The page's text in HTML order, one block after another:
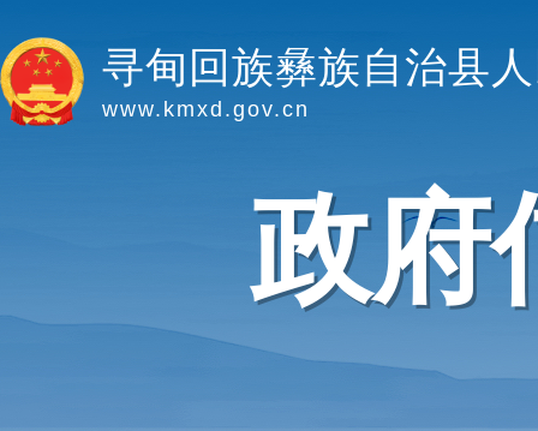
寻甸回族彝族自治县
www.kmxd.gov.cn
政府